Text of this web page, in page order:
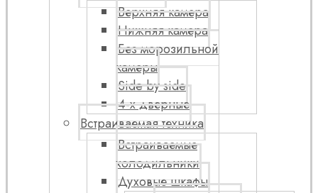
Верхняя камера
Нижняя камера
Без морозильной
камеры
Side by side
4-х дверные
Встраиваемая техника
Встраиваемые
холодильники
Духовые шкафы